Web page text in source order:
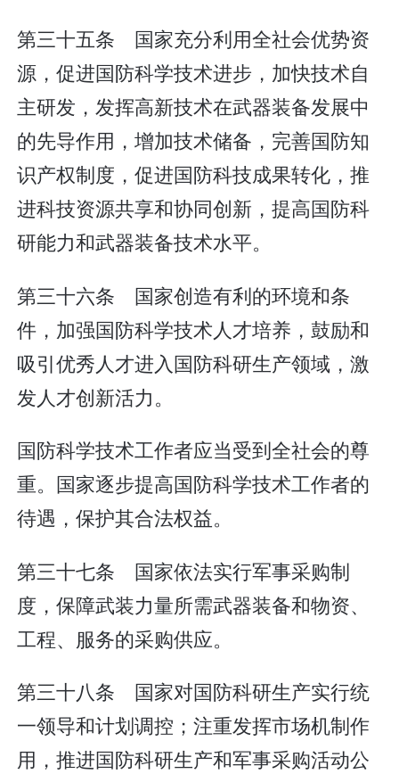
第三十五条 国家充分利用全社会优势资
源，促进国防科学技术进步，加快技术自
主研发，发挥高新技术在武器装备发展中
的先导作用，增加技术储备，完善国防知
识产权制度，促进国防科技成果转化，推
进科技资源共享和协同创新，提高国防科
研能力和武器装备技术水平。
第三十六条 国家创造有利的环境和条
件，加强国防科学技术人才培养，鼓励和
吸引优秀人才进入国防科研生产领域，激
发人才创新活力。
国防科学技术工作者应当受到全社会的尊
重。国家逐步提高国防科学技术工作者的
待遇，保护其合法权益。
第三十七条 国家依法实行军事采购制
度，保障武装力量所需武器装备和物资、
工程、服务的采购供应。
第三十八条 国家对国防科研生产实行统
一领导和计划调控；注重发挥市场机制作
用，推进国防科研生产和军事采购活动公